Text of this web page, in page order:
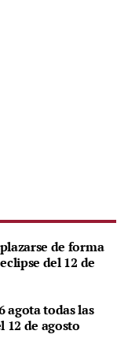
de forma
del 12 de
agota todas las
12 de agosto